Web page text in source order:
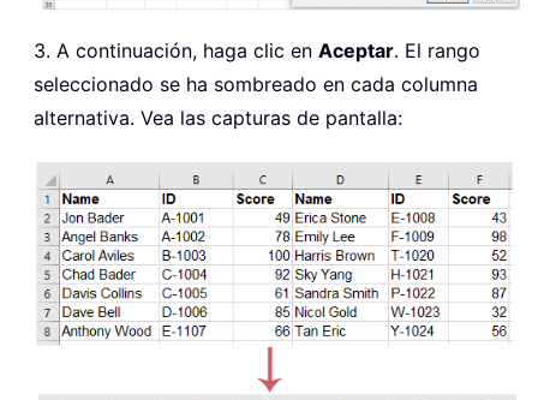
3. A continuación, haga clic en Aceptar. El rango
seleccionado se ha sombreado en cada columna
alternativa. Vea las capturas de pantalla: